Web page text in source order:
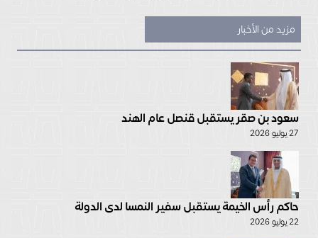
مزيد من الأخبار
سعود بن صقر يستقبل قنصل عام الهند
27 يوليو 2026
حاكم رأس الخيمة يستقبل سفير النمسا لدى الدولة
22 يوليو 2026